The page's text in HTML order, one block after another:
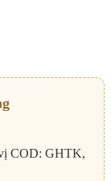
COD: GHTK,